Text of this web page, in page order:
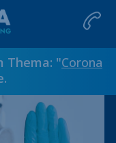
Thema: "Corona